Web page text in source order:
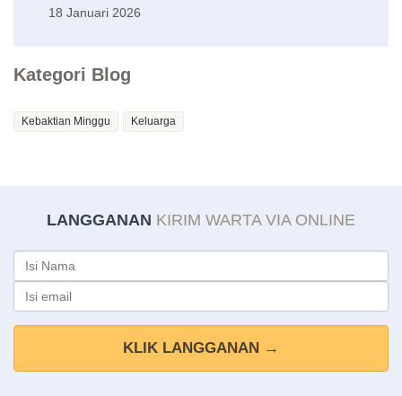
18 Januari 2026
Kategori Blog
Kebaktian Minggu Keluarga
LANGGANAN KIRIM WARTA VIA ONLINE
KLIK LANGGANAN →